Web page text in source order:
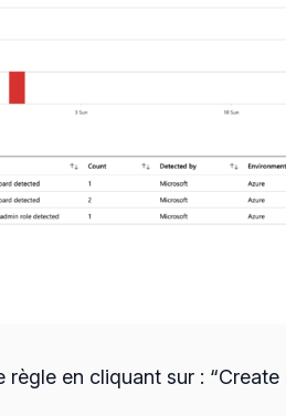
en cliquant sur : “Create